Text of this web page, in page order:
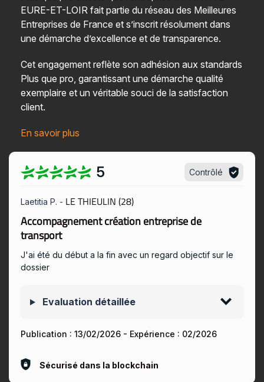
EURE-ET-LOIR fait partie du réseau des Meilleures
Entreprises de France et s’inscrit résolument dans
une démarche d’excellence et de transparence.
Cet engagement reflète son adhésion aux standards
Plus que pro, garantissant une démarche qualité
exemplaire et un véritable souci de la satisfaction
client.
En savoir plus
5 Contrôlé
Laetitia P. - LE THIEULIN (28)
Accompagnement création entreprise de
transport
J'ai été du début a la fin avec un regard objectif sur le
dossier
Evaluation détaillée
Publication : 13/02/2026 - Expérience : 02/2026
Sécurisé dans la blockchain